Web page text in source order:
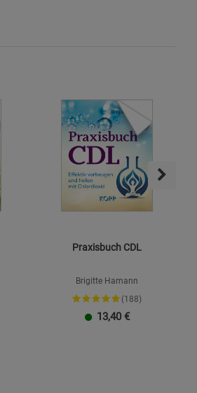
Praxisbuch CDL
Brigitte Hamann
(188)
13,40 €